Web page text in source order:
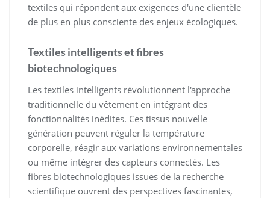
textiles qui répondent aux exigences d'une clientèle
de plus en plus consciente des enjeux écologiques.
Textiles intelligents et fibres
biotechnologiques
Les textiles intelligents révolutionnent l'approche
traditionnelle du vêtement en intégrant des
fonctionnalités inédites. Ces tissus nouvelle
génération peuvent réguler la température
corporelle, réagir aux variations environnementales
ou même intégrer des capteurs connectés. Les
fibres biotechnologiques issues de la recherche
scientifique ouvrent des perspectives fascinantes,